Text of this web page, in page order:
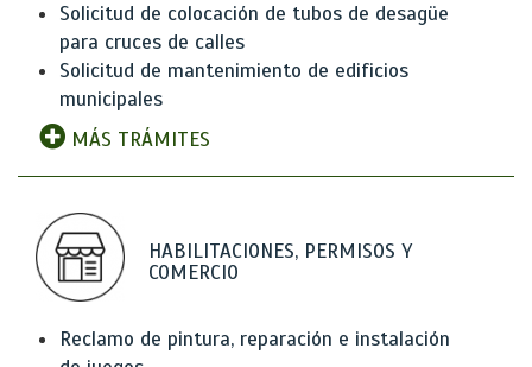
Solicitud de colocación de tubos de desagüe
para cruces de calles
Solicitud de mantenimiento de edificios
municipales
MÁS TRÁMITES
HABILITACIONES, PERMISOS Y
COMERCIO
Reclamo de pintura, reparación e instalación